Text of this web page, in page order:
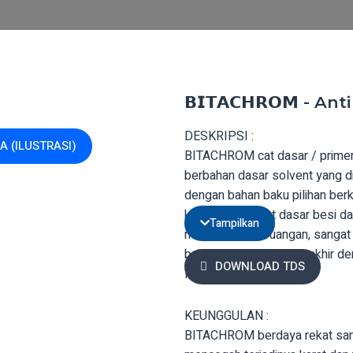
(ILUSTRASI)
𝗕𝗜𝗧𝗔𝗖𝗛𝗥𝗢𝗠 - Anti
DESKRIPSI :
BITACHROM cat dasar /
berbahan dasar solvent yang
dengan bahan baku pilihan
khusus untuk cat dasar besi
maupun di luar ruangan,
baik untuk pengecatan akhir
MASTERLAC.
KEUNGGULAN :
BITACHROM berdaya rekat
Tampilkan
DOWNLOAD TDS